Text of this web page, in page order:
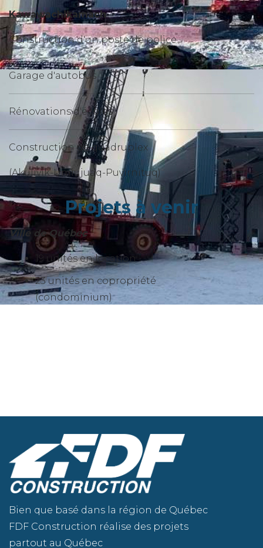
Kawawachikamach
Construction d'un poste de police
Garage d'autobus
Rénovations d'écoles
Construction de quadruplex
(Akulivik-Umiujuaq-Puvirnituq)
Projets à venir
Ville de Québec
19 unités en location
23 unités en copropriété
(condominium)
Bien que basé dans la région de Québec
FDF Construction réalise des projets
partout au Québec